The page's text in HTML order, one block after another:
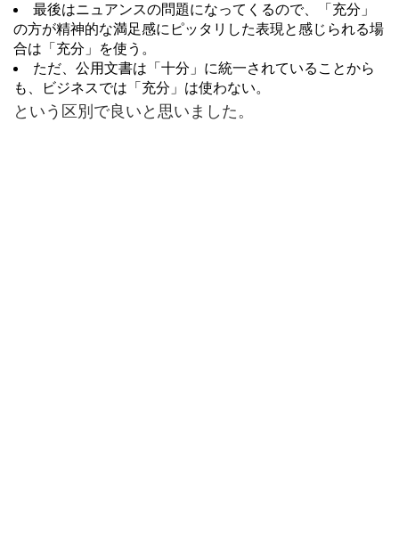
最後はニュアンスの問題になってくるので、「充分」
の方が精神的な満足感にピッタリした表現と感じられる場
合は「充分」を使う。
ただ、公用文書は「十分」に統一されていることから
も、ビジネスでは「充分」は使わない。
という区別で良いと思いました。